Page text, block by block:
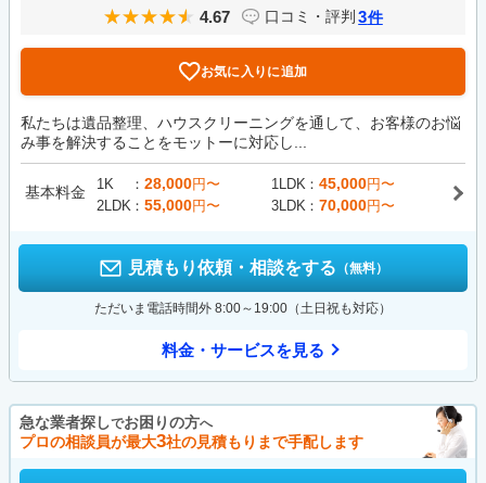
4.67 口コミ・評判 3件
お気に入りに追加
私たちは遺品整理、ハウスクリーニングを通して、お客様のお悩
み事を解決することをモットーに対応し...
基本料金 1K 28,000円〜 1LDK 45,000円〜
2LDK
55,000円〜 3LDK 70,000円〜
見積もり依頼・相談をする （無料）
ただいま電話時間外 8:00～19:00（土日祝も対応）
料金・サービスを見る
急な業者探しでお困りの方へ
プロの相談員が最大3社の見積もりまで手配します